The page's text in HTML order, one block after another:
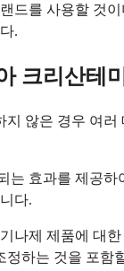
드를 사용할 것
.
크리산테
않은 경우 여
는 효과를 제공
다.
나제 제품에 대
하는 것을 포함